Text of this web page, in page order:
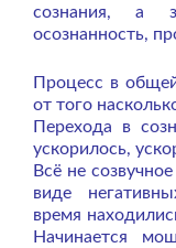
сознания, а
осознанность,
Процесс в
от того
Перехода в
ускорилось,
Всё не
виде
время
Начинается